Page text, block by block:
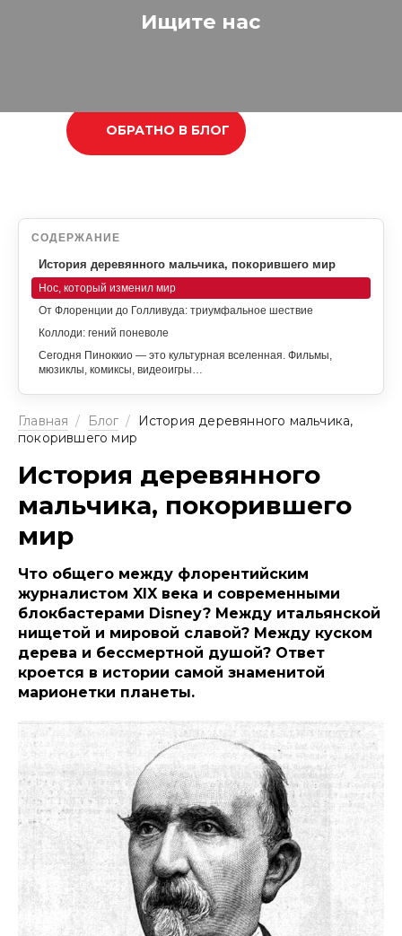
Ищите нас
ОБРАТНО В БЛОГ
СОДЕРЖАНИЕ
История деревянного мальчика, покорившего мир
Нос, который изменил мир
От Флоренции до Голливуда: триумфальное шествие
Коллоди: гений поневоле
Сегодня Пиноккио — это культурная вселенная. Фильмы,
мюзиклы, комиксы, видеоигры…
Главная / Блог /
История деревянного мальчика,
покорившего мир
История деревянного
мальчика, покорившего
мир
Что общего между флорентийским
журналистом XIX века и современными
блокбастерами Disney? Между итальянской
нищетой и мировой славой? Между куском
дерева и бессмертной душой? Ответ
кроется в истории самой знаменитой
марионетки планеты.